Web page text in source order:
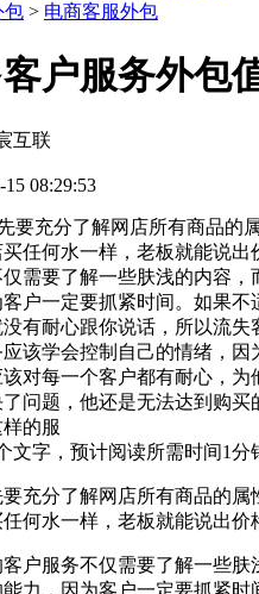
包 > 电商客服外包
户服务外包
互联
15 08:29:53
要充分了解网店所有商品的
任何水一样，老板就能说出
需要了解一些肤浅的内容，
户一定要抓紧时间。如果不
有耐心跟你说话，所以流失
该学会控制自己的情绪，因
对每一个客户都有耐心，为
问题，他还是无法达到购买
的服
文字，预计阅读所需时间1分
分了解网店所有商品的属
何水一样，老板就能说出价
服务不仅需要了解一些肤
力，因为客户一定要抓紧时